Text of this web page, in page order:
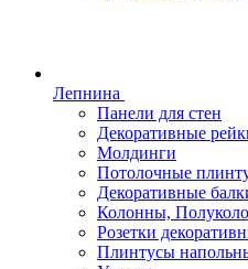
Лепнина
Панели для стен
Декоративные
Молдинги
Потолочные
Декоративные
Колонны,
Розетки
Плинтусы